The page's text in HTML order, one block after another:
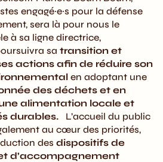
engagé·e·s pour la défense
sera là pour nous le
à sa ligne directrice,
sa transition et
actions afin de réduire son
en adoptant une
des déchets et en
alimentation locale et
durables. L’accueil du public
au cœur des priorités,
des dispositifs de
d’accompagnement